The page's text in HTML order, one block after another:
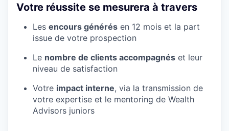
Votre réussite se mesurera à travers
Les encours générés en 12 mois et la part
issue de votre prospection
Le nombre de clients accompagnés et leur
niveau de satisfaction
Votre impact interne, via la transmission de
votre expertise et le mentoring de Wealth
Advisors juniors